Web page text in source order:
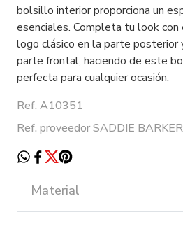
bolsillo interior proporciona un
esenciales. Completa tu look
logo clásico en la parte posterior
parte frontal, haciendo de este
perfecta para cualquier ocasión.
Ref. A10351
Ref. proveedor SADDIE BARKER
Material